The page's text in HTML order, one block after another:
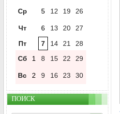
Ср 5 12 19 26
Чт 6 13 20
27
Пт
7 14 21
28
Сб
1 8 15 22 29
Вс 2 9 16 23 30
ПОИСК